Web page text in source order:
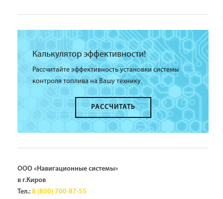
Калькулятор эффективности!
Рассчитайте эффективность установки системы
контроля топлива на Вашу технику.
РАССЧИТАТЬ
ООО «Навигационные системы»
в г.Киров
Тел.: 8 (800) 700-87-55